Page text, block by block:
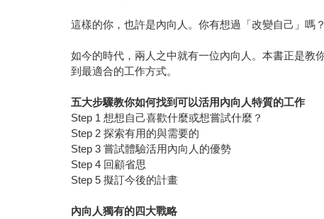
這樣的你，也許是內向人。你有想過「改變自己」嗎？
如今的時代，兩人之中就有一位內向人。本書正是教
到最適合的工作方式。
五大步驟教你如何找到可以活用內向人特質的工作
Step 1 想想自己喜歡什麼或想嘗試什麼？
Step 2 探索有用的與需要的
Step 3 嘗試體驗活用內向人的優勢
Step 4 回顧省思
Step 5 擬訂今後的計畫
內向人獨有的四大戰略